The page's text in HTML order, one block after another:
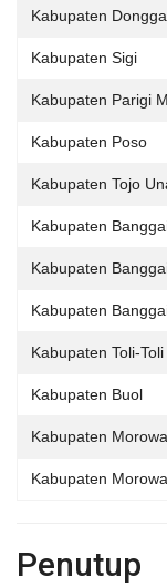
Kabupaten
Kabupaten Sigi
Kabupaten Parigi
Kabupaten Poso
Kabupaten Tojo
Kabupaten
Kabupaten
Kabupaten
Kabupaten Toli-Toli
Kabupaten Buol
Kabupaten
Kabupaten
Penutup